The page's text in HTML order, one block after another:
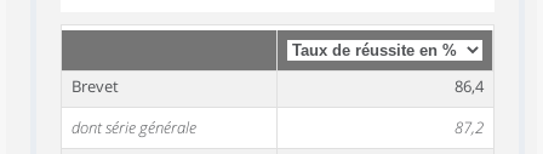
Brevet
86,4
dont série générale
87,2